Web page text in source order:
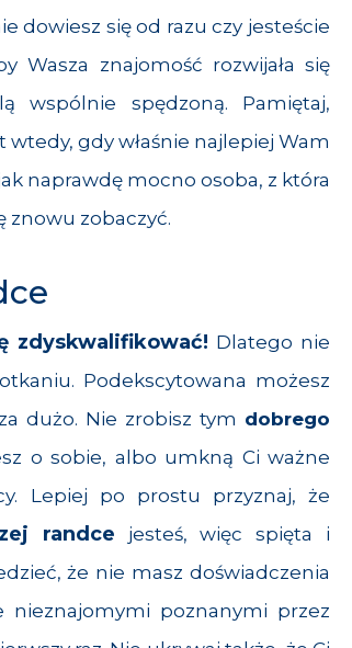
dowiesz się od razu czy jesteście
Wasza znajomość rozwijała się
wspólnie spędzoną. Pamiętaj,
wtedy, gdy właśnie najlepiej Wam
naprawdę mocno osoba, z która
znowu zobaczyć.
zdyskwalifikować! Dlatego nie
Podekscytowana możesz
dużo. Nie zrobisz tym dobrego
o sobie, albo umkną Ci ważne
Lepiej po prostu przyznaj, że
randce jesteś, więc spięta i
że nie masz doświadczenia
poznanymi przez